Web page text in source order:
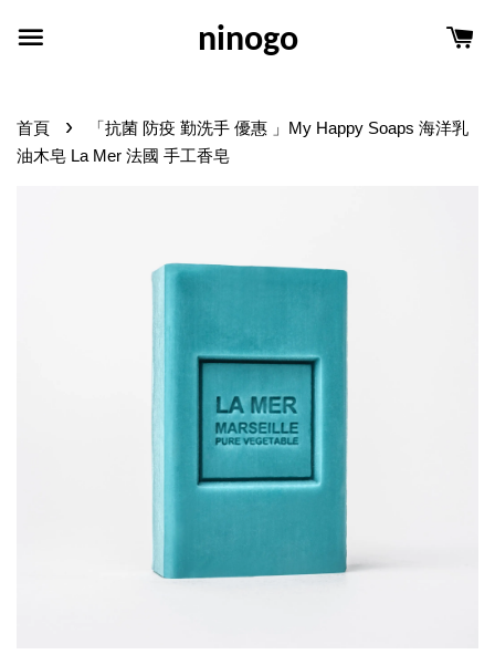
ninogo
首頁 ›
「抗菌 防疫 勤洗手 優惠 」My Happy Soaps 海洋乳
油木皂 La Mer 法國 手工香皂